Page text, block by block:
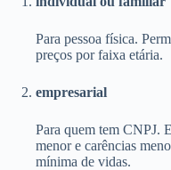
Para pessoa física.
preços por faixa etária.
empresarial
Para quem tem CNPJ.
menor e carências
mínima de vidas.